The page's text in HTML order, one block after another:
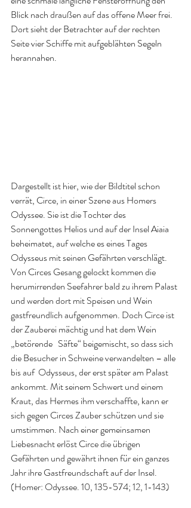
Blick nach draußen auf das offene Meer frei.
Dort sieht der Betrachter auf der rechten
Seite vier Schiffe mit aufgeblähten Segeln
herannahen.
Dargestellt ist hier, wie der Bildtitel schon
verrät, Circe, in einer Szene aus Homers
Odyssee. Sie ist die Tochter des
Sonnengottes Helios und auf der Insel Aiaia
beheimatet, auf welche es eines Tages
Odysseus mit seinen Gefährten verschlägt.
Von Circes Gesang gelockt kommen die
herumirrenden Seefahrer bald zu ihrem Palast
und werden dort mit Speisen und Wein
gastfreundlich aufgenommen. Doch Circe ist
der Zauberei mächtig und hat dem Wein
„betörende   Säfte“ beigemischt, so dass sich
die Besucher in Schweine verwandelten – alle
bis auf  Odysseus, der erst später am Palast
ankommt. Mit seinem Schwert und einem
Kraut, das Hermes ihm verschaffte, kann er
sich gegen Circes Zauber schützen und sie
umstimmen. Nach einer gemeinsamen
Liebesnacht erlöst Circe die übrigen
Gefährten und gewährt ihnen für ein ganzes
Jahr ihre Gastfreundschaft auf der Insel.
(Homer: Odyssee. 10, 135-574; 12, 1-143)